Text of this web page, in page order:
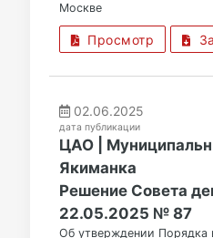
Москве
Просмотр
02.06.2025
дата публикации
ЦАО |
Якиманка
Решение Совета
22.05.2025 № 87
Об утверждении Порядка